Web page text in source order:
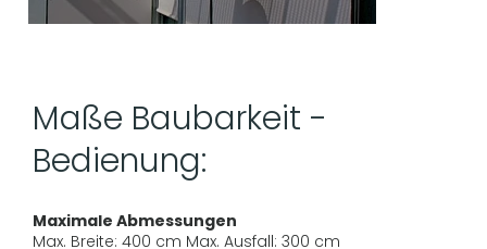
Maße Baubarkeit -
Bedienung:
Maximale Abmessungen
Max. Breite: 400 cm Max. Ausfall: 300 cm